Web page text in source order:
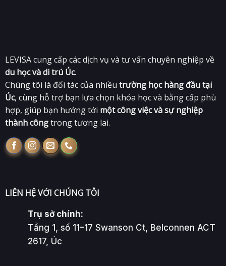
LEVISA cung cấp các dịch vụ và tư vấn chuyên nghiệp về
du học và di trú Úc.
Chúng tôi là đối tác của nhiều trường học hàng đầu tại
Úc, cùng hỗ trợ bạn lựa chọn khóa học và bằng cấp phù
hợp, giúp bạn hướng tới một công việc và sự nghiệp
thành côngtrong tương lai.
LIÊN HỆ VỚI CHÚNG TÔI
Trụ sở chính:
Tầng 1, số 11–17 Swanson Ct, Belconnen ACT
2617, Úc